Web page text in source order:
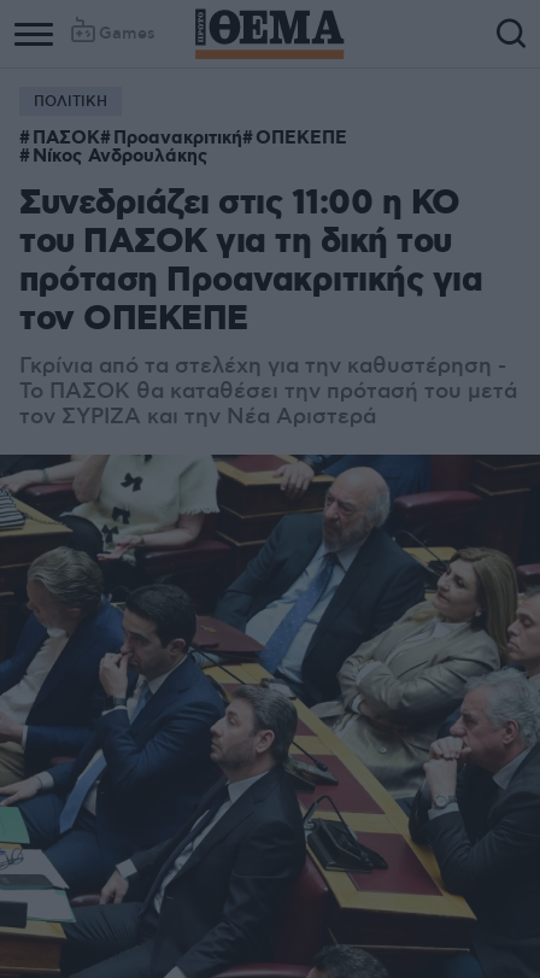
Games
ΠΟΛΙΤΙΚΗ
ΠΑΣΟΚ Προανακριτική ΟΠΕΚΕΠΕ
Νίκος Ανδρουλάκης
Συνεδριάζει στις 11:00 η ΚΟ
του ΠΑΣΟΚ για τη δική του
πρόταση Προανακριτικής για
τον ΟΠΕΚΕΠΕ
Γκρίνια από τα στελέχη για την καθυστέρηση -
Το ΠΑΣΟΚ θα καταθέσει την πρότασή του μετά
τον ΣΥΡΙΖΑ και την Νέα Αριστερά